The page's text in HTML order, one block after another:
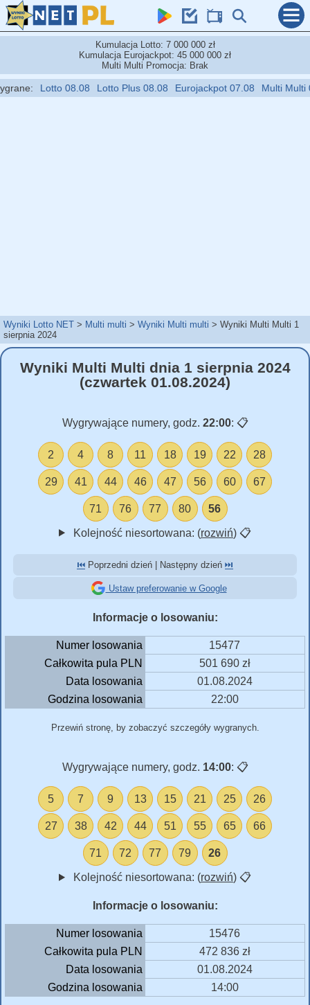
Kumulacja Lotto: 7 000 000 zł
Kumulacja Eurojackpot: 45 000 000 zł
Multi Multi Promocja: Brak
Lotto 08.08 Lotto Plus 08.08 Eurojackpot 07.08 Multi Multi
Wyniki Lotto NET Multi multi Wyniki Multi multi
Wyniki Multi Multi 1
sierpnia 2024
Wyniki Multi Multi dnia 1 sierpnia 2024
(czwartek 01.08.2024)
Wygrywające numery, godz. 22:00: 📋
2 4 8 11 18 19 22 28
29 41 44 46 47 56 60 67
71 76 77 80 56
Kolejność niesortowana: (rozwiń) 📋
⏮️ Poprzedni dzień | Następny dzień ⏭️
Ustaw preferowanie w Google
Informacje o losowaniu:
Numer losowania
15477
Całkowita pula PLN
501 690 zł
Data losowania
01.08.2024
Godzina losowania
22:00
Przewiń stronę, by zobaczyć szczegóły wygranych.
Wygrywające numery, godz. 14:00: 📋
5 7 9 13 15 21 25 26
27 38 42 44 51 55 65 66
71 72 77 79 26
Kolejność niesortowana: (rozwiń) 📋
Informacje o losowaniu:
Numer losowania
15476
Całkowita pula PLN
472 836 zł
Data losowania
01.08.2024
Godzina losowania
14:00